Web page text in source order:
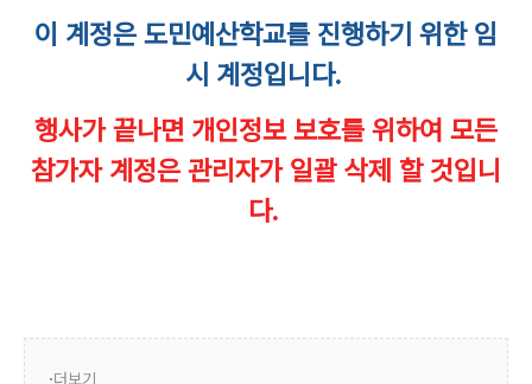
이 계정은 도민예산학교를 진행하기 위한 임
시 계정입니다.
행사가 끝나면 개인정보 보호를 위하여 모든
참가자 계정은 관리자가 일괄 삭제 할 것입니
다.
더보기